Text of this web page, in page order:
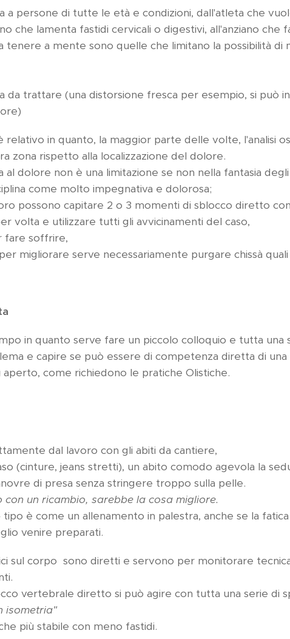
a persone di tutte le età e condizioni, dall'atleta che
che lamenta fastidi cervicali o digestivi, all'anziano che
tenere a mente sono quelle che limitano la possibilità di
da trattare (una distorsione fresca per esempio, si può
in quanto, la maggior parte delle volte, l'analisi
zona rispetto alla localizzazione del dolore.
al dolore non è una limitazione se non nella fantasia
come molto impegnativa e dolorosa;
possono capitare 2 o 3 momenti di sblocco diretto
volta e utilizzare tutti gli avvicinamenti del caso,
fare soffrire,
migliorare serve necessariamente purgare chissà
in quanto serve fare un piccolo colloquio e tutta una
e capire se può essere di competenza diretta di una
come richiedono le pratiche Olistiche.
dal lavoro con gli abiti da cantiere,
(cinture, jeans stretti), un abito comodo agevola la
di presa senza stringere troppo sulla pelle.
un ricambio, sarebbe la cosa migliore.
è come un allenamento in palestra, anche se la
venire preparati.
sul corpo sono diretti e servono per monitorare
vertebrale diretto si può agire con tutta una serie di
isometria"
più stabile con meno fastidi.